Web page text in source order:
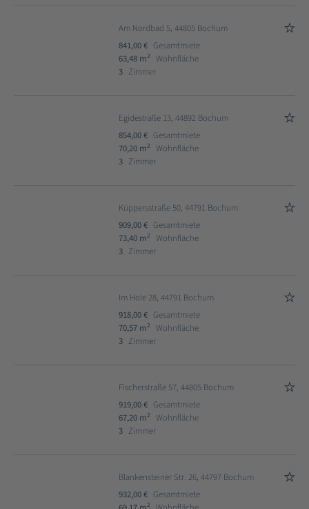
Am Nordbad 5, 44805 Bochum
841,00 € Gesamtmiete
63,48 m2
Wohnfläche
3 Zimmer
Egidestraße 13, 44892 Bochum
854,00 € Gesamtmiete
70,20 m2
Wohnfläche
3 Zimmer
Küppersstraße 50, 44791 Bochum
909,00 € Gesamtmiete
73,40 m2
Wohnfläche
3 Zimmer
Im Hole 28, 44791 Bochum
918,00 € Gesamtmiete
70,57 m2
Wohnfläche
3 Zimmer
Fischerstraße 57, 44805 Bochum
919,00 € Gesamtmiete
67,20 m2
Wohnfläche
3 Zimmer
Blankensteiner Str. 26, 44797 Bochum
932,00 € Gesamtmiete
2